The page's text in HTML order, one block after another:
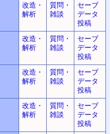
改造・
解析
質問・
雑談
セーブ
データ
投稿
改造・
解析
質問・
雑談
セーブ
データ
投稿
改造・
解析
質問・
雑談
セーブ
データ
投稿
改造・
解析
質問・
雑談
セーブ
データ
投稿